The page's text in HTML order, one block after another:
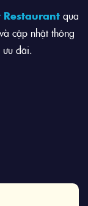
Restaurant qua
cập nhật thông
ưu đãi.